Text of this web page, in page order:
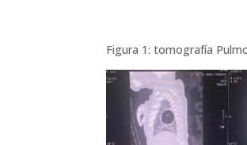
Figura 1: tomografía